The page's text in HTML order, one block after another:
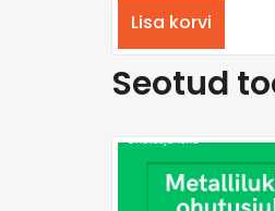
Lisa korvi
Seotud